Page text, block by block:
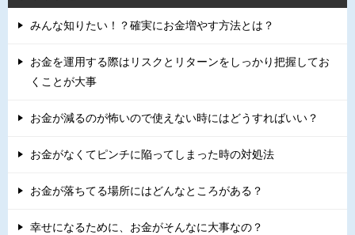
みんな知りたい！？確実にお金増やす方法とは？
お金を運用する際はリスクとリターンをしっかり把握してお
くことが大事
お金が減るのが怖いので使えない時にはどうすればいい？
お金がなくてピンチに陥ってしまった時の対処法
お金が落ちてる場所にはどんなところがある？
幸せになるために、お金がそんなに大事なの？